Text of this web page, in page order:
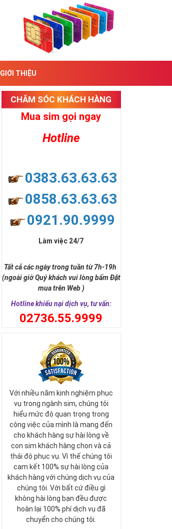
GIỚI THIỆU
CHĂM SÓC KHÁCH HÀNG
Mua sim gọi ngay
Hotline
0383.63.63.63
0858.63.63.63
0921.90.9999
Làm việc 24/7
Tất cả các ngày trong tuần từ 7h-19h
(ngoài giờ Quý khách vui lòng bấm Đặt
mua trên Web )
Hotline khiếu nại dịch vụ, tư vấn:
02736.55.9999
Với nhiều năm kinh nghiệm phục
vụ trong ngành sim, chúng tôi
hiểu mức độ quan trọng trong
công việc của mình là mang đến
cho khách hàng sự hài lòng về
con sim khách hàng chọn và cả
thái độ phục vụ. Vì thế chúng tôi
cam kết 100% sự hài lòng của
khách hàng với chúng dịch vụ của
chúng tôi. Với bất cứ điều gì
không hài lòng bạn đều được
hoàn lại 100% phí dịch vụ đã
chuyển cho chúng tôi.